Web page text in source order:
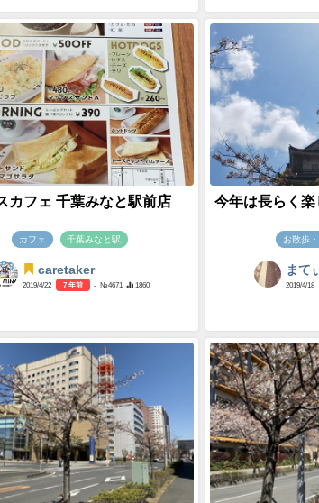
カフェ 千葉みなと駅前店
カフェ 千葉みなと駅
caretaker
2019/4/22 7 年前 - №4671 1860
今年は長らく楽
お散歩
まて
2019/4/18